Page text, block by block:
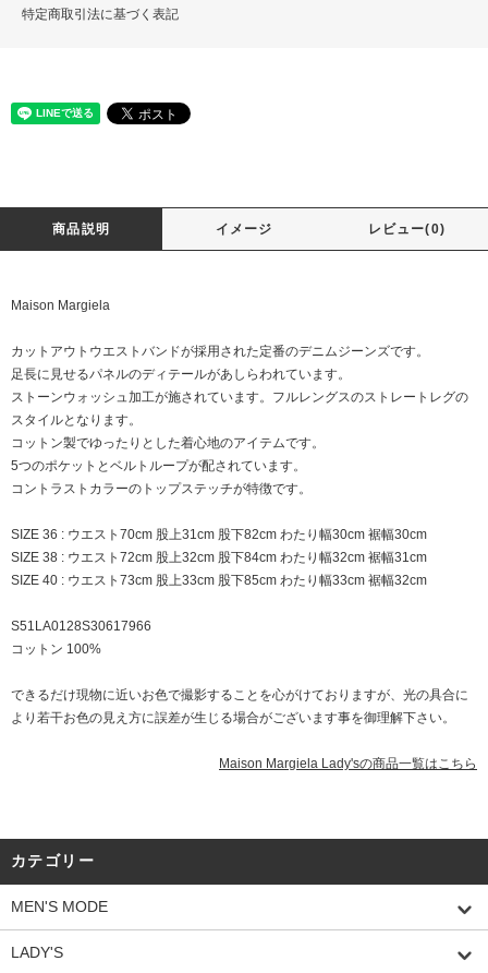
特定商取引法に基づく表記
商品説明 イメージ レビュー(0)
Maison Margiela
カットアウトウエストバンドが採用された定番のデニムジーンズです。
足長に見せるパネルのディテールがあしらわれています。
ストーンウォッシュ加工が施されています。フルレングスのストレートレグの
スタイルとなります。
コットン製でゆったりとした着心地のアイテムです。
5つのポケットとベルトループが配されています。
コントラストカラーのトップステッチが特徴です。
SIZE 36 : ウエスト70cm 股上31cm 股下82cm わたり幅30cm 裾幅30cm
SIZE 38 : ウエスト72cm 股上32cm 股下84cm わたり幅32cm 裾幅31cm
SIZE 40 : ウエスト73cm 股上33cm 股下85cm わたり幅33cm 裾幅32cm
S51LA0128S30617966
コットン 100%
できるだけ現物に近いお色で撮影することを心がけておりますが、光の具合に
より若干お色の見え方に誤差が生じる場合がございます事を御理解下さい。
Maison Margiela Lady'sの商品一覧はこちら
カテゴリー
MEN'S MODE
LADY'S